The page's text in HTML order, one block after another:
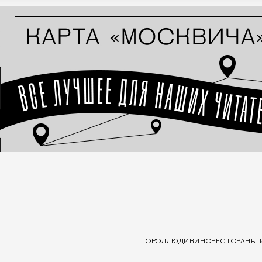
ГОРОДЛЮДИ КИНОРЕСТОРАНЫ